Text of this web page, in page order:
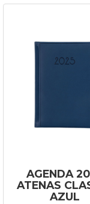
AGENDA
ATENAS
AZUL